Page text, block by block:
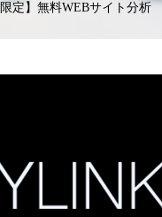
限定】無料WEBサイト分析